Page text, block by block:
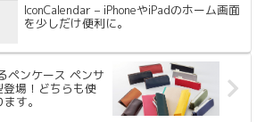
IconCalendar – iPhoneやiPadのホーム画面
を少しだけ便利に。
ペンケース ペンサ
登場！どちらも使
す。